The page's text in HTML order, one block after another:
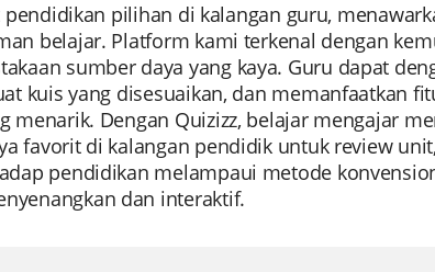
pilihan di kalangan guru,
belajar. Platform kami terkenal dengan
sumber daya yang kaya. Guru dapat
kuis yang disesuaikan, dan memanfaatkan
menarik. Dengan Quizizz, belajar mengajar
favorit di kalangan pendidik untuk review
pendidikan melampaui metode
dan interaktif.